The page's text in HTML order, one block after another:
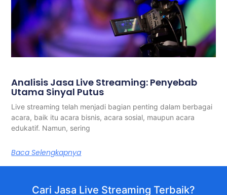
Analisis Jasa Live Streaming: Penyebab
Utama Sinyal Putus
Live streaming telah menjadi bagian penting dalam berbagai
acara, baik itu acara bisnis, acara sosial, maupun acara
edukatif. Namun, sering
Baca Selengkapnya
Cari Jasa Live Streaming Terbaik?